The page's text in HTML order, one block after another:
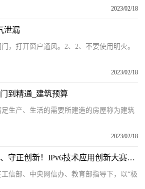
2023/02/18
泄漏
，打开窗户通风。2、2、不要使用明火。
2023/02/18
到精通_建筑预算
生产、生活的需要所建造的房屋称为建筑
2023/02/18
天天最新：科教兴国、守正创新！IPv6技术应用创新大赛颁奖仪式在京举行
工信部、中央网信办、教育部指导下，以“极